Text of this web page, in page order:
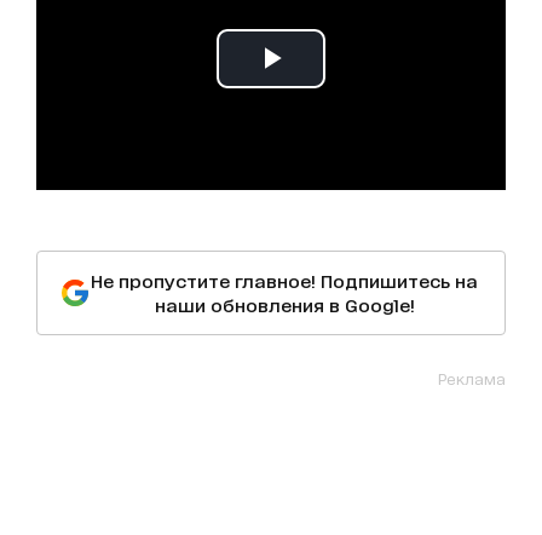
Не пропустите главное! Подпишитесь на
наши обновления в Google!
Реклама